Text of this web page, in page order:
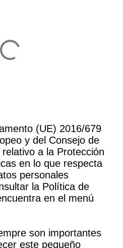
(UE) 2016/679
y del Consejo de
a la Protección
en lo que respecta
personales
la Política de
en el menú
son importantes
este pequeño